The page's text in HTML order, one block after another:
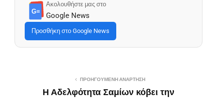
G≡
Ακολουθήστε μας στο
Google News
Προσθήκη στο Google News
ΠΡΟΗΓΟΎΜΕΝΗ ΑΝΆΡΤΗΣΗ
Η Αδελφότητα Σαμίων κόβει την